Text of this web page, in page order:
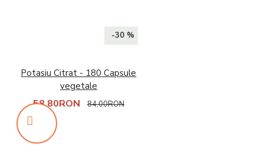
-30 %
Potasiu Citrat - 180 Capsule
vegetale
58,80RON 84,00RON